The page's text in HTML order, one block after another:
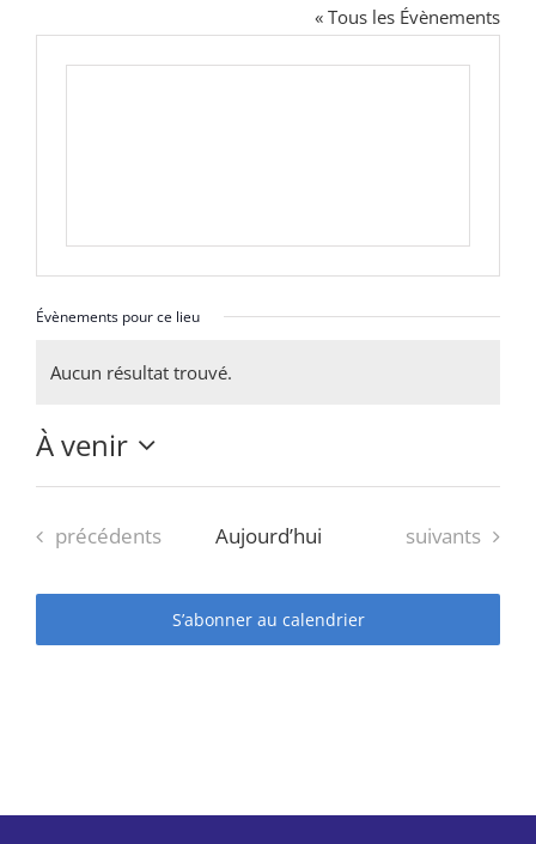
Magis Paris
Réseau Magis
Rechercher
« Tous les Évènements
Évènements pour ce lieu
Aucun résultat trouvé.
À venir
Sélectionnez
date.
Évènements
précédents Aujourd’hui Évènements
suivants
S’abonner au calendrier